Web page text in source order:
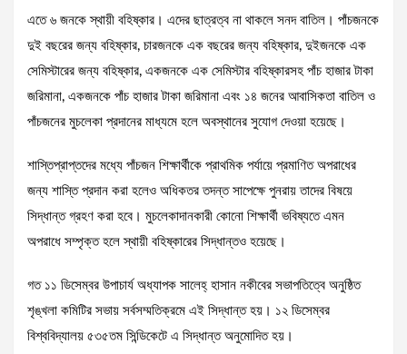
এতে ৬ জনকে স্থায়ী বহিষ্কার। এদের ছাত্রত্ব না থাকলে সনদ বাতিল। পাঁচজনকে
দুই বছরের জন্য বহিষ্কার, চারজনকে এক বছরের জন্য বহিষ্কার, দুইজনকে এক
সেমিস্টারের জন্য বহিষ্কার, একজনকে এক সেমিস্টার বহিষ্কারসহ পাঁচ হাজার টাকা
জরিমানা, একজনকে পাঁচ হাজার টাকা জরিমানা এবং ১৪ জনের আবাসিকতা বাতিল ও
পাঁচজনের মুচলেকা প্রদানের মাধ্যমে হলে অবস্থানের সুযোগ দেওয়া হয়েছে।
শাস্তিপ্রাপ্তদের মধ্যে পাঁচজন শিক্ষার্থীকে প্রাথমিক পর্যায়ে প্রমাণিত অপরাধের
জন্য শাস্তি প্রদান করা হলেও অধিকতর তদন্ত সাপেক্ষে পুনরায় তাদের বিষয়ে
সিদ্ধান্ত গ্রহণ করা হবে। মুচলেকাদানকারী কোনো শিক্ষার্থী ভবিষ্যতে এমন
অপরাধে সম্পৃক্ত হলে স্থায়ী বহিষ্কারের সিদ্ধান্তও হয়েছে।
গত ১১ ডিসেম্বর উপাচার্য অধ্যাপক সালেহ্ হাসান নকীবের সভাপতিত্বে অনুষ্ঠিত
শৃঙ্খলা কমিটির সভায় সর্বসম্মতিক্রমে এই সিদ্ধান্ত হয়। ১২ ডিসেম্বর
বিশ্ববিদ্যালয় ৫৩৫তম সিন্ডিকেটে এ সিদ্ধান্ত অনুমোদিত হয়।